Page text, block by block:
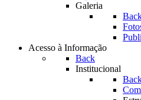
Galeria
Acesso à Informação
Back
Institucional